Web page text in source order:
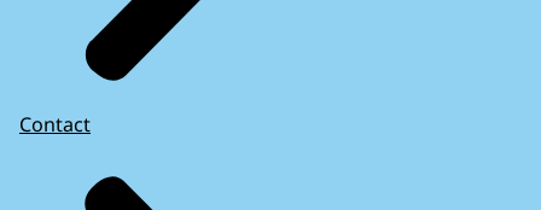
Contact